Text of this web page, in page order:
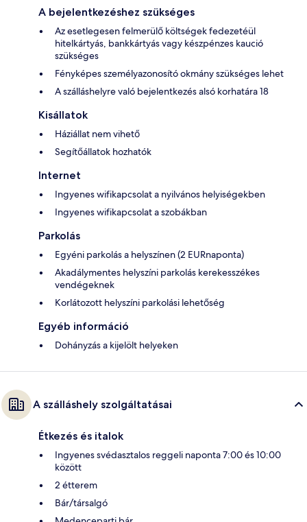
A bejelentkezéshez szükséges
Az esetlegesen felmerülő költségek fedezetéül
hitelkártyás, bankkártyás vagy készpénzes kaució
szükséges
Fényképes személyazonosító okmány szükséges lehet
A szálláshelyre való bejelentkezés alsó korhatára 18
Kisállatok
Háziállat nem vihető
Segítőállatok hozhatók
Internet
Ingyenes wifikapcsolat a nyilvános helyiségekben
Ingyenes wifikapcsolat a szobákban
Parkolás
Egyéni parkolás a helyszínen (2 EURnaponta)
Akadálymentes helyszíni parkolás kerekesszékes
vendégeknek
Korlátozott helyszíni parkolási lehetőség
Egyéb információ
Dohányzás a kijelölt helyeken
A szálláshely szolgáltatásai
Étkezés és italok
Ingyenes svédasztalos reggeli naponta 7:00 és 10:00
között
2 étterem
Bár/társalgó